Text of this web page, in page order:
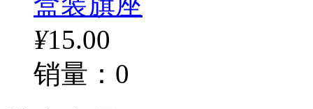
¥15.00
销量：0